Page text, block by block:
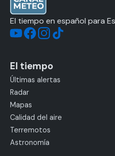
El tiempo en español para
El tiempo
Últimas alertas
Radar
Mapas
Calidad del aire
Terremotos
Astronomía